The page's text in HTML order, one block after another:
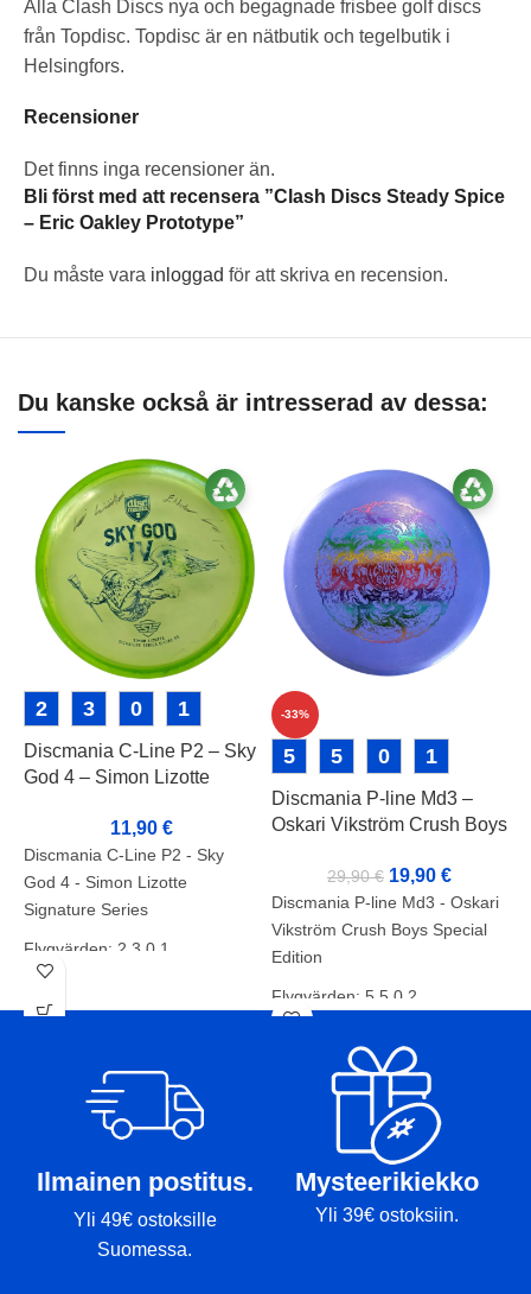
Alla Clash Discs nya och begagnade frisbee golf discs
från Topdisc. Topdisc är en nätbutik och tegelbutik i
Helsingfors.
Recensioner
Det finns inga recensioner än.
Bli först med att recensera ”Clash Discs Steady Spice
– Eric Oakley Prototype”
Du måste vara inloggad för att skriva en recension.
Du kanske också är intresserad av dessa:
2 3 0 1
Discmania C-Line P2 – Sky
God 4 – Simon Lizotte
11,90 €
Discmania C-Line P2 - Sky
God 4 - Simon Lizotte
Signature Series
Flygvärden: 2 3 0 1
-33%
5 5 0 1
Discmania P-line Md3 –
Oskari Vikström Crush Boys
29,90€ 19,90 €
Discmania P-line Md3 - Oskari
Vikström Crush Boys Special
Edition
Flygvärden: 5 5 0 2
Vikt: 182g
Ilmainen postitus.
Yli 49€ ostoksille
Suomessa.
Mysteerikiekko
Yli 39€ ostoksiin.